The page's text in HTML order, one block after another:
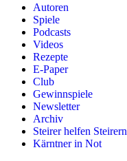
Autoren
Spiele
Podcasts
Videos
Rezepte
E-Paper
Club
Gewinnspiele
Newsletter
Archiv
Steirer helfen Steirern
Kärntner in Not